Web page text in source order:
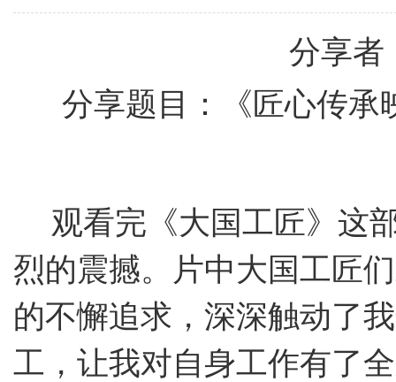
分享者
分享题目：《 匠心传承
观看完《大国工匠》这
烈的震撼。片中大国工匠
的不懈追求，深深触动了
工，让我对自身工作有了